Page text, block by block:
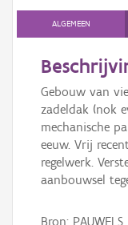
ALGEMEEN
Gebouw van
zadeldak (nok
mechanische
eeuw. Vrij
regelwerk.
aanbouwsel
Bron: